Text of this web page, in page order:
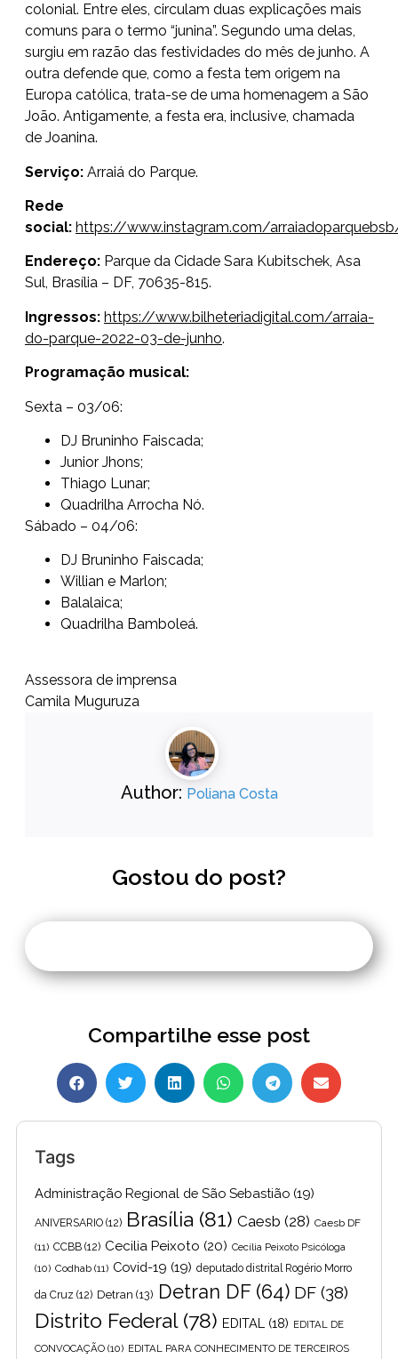
colonial. Entre eles, circulam duas explicações mais
comuns para o termo “junina”. Segundo uma delas,
surgiu em razão das festividades do mês de junho. A
outra defende que, como a festa tem origem na
Europa católica, trata-se de uma homenagem a São
João. Antigamente, a festa era, inclusive, chamada
de Joanina.
Serviço: Arraiá do Parque.
Rede
social: https://www.instagram.com/
Endereço: Parque da Cidade Sara Kubitschek, Asa
Sul, Brasília – DF, 70635-815.
Ingressos: https://www.bilheteriadigital.com/arraia-
do-parque-2022-03-de-junho.
Programação musical:
Sexta – 03/06:
DJ Bruninho Faiscada;
Junior Jhons;
Thiago Lunar;
Quadrilha Arrocha Nó.
Sábado – 04/06:
DJ Bruninho Faiscada;
Willian e Marlon;
Balalaica;
Quadrilha Bamboleá.
Assessora de imprensa
Camila Muguruza
Author: Poliana Costa
Gostou do post?
Compartilhe esse post
Tags
Administração Regional de São Sebastião (19)
ANIVERSARIO (12) Brasília (81) Caesb (28) Caesb DF
(11) CCBB (12) Cecilia Peixoto (20) Cecília Peixoto Psicóloga
(10) Codhab (11) Covid-19 (19) deputado distrital Rogério Morro
da Cruz (12) Detran (13) Detran DF(64) DF (38)
Distrito Federal(78) EDITAL (18) EDITAL DE
CONVOCAÇÃO (10) EDITAL PARA CONHECIMENTO DE TERCEIROS